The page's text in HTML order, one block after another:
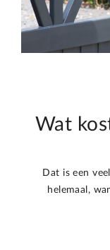
Wat
Dat is een
helemaal,